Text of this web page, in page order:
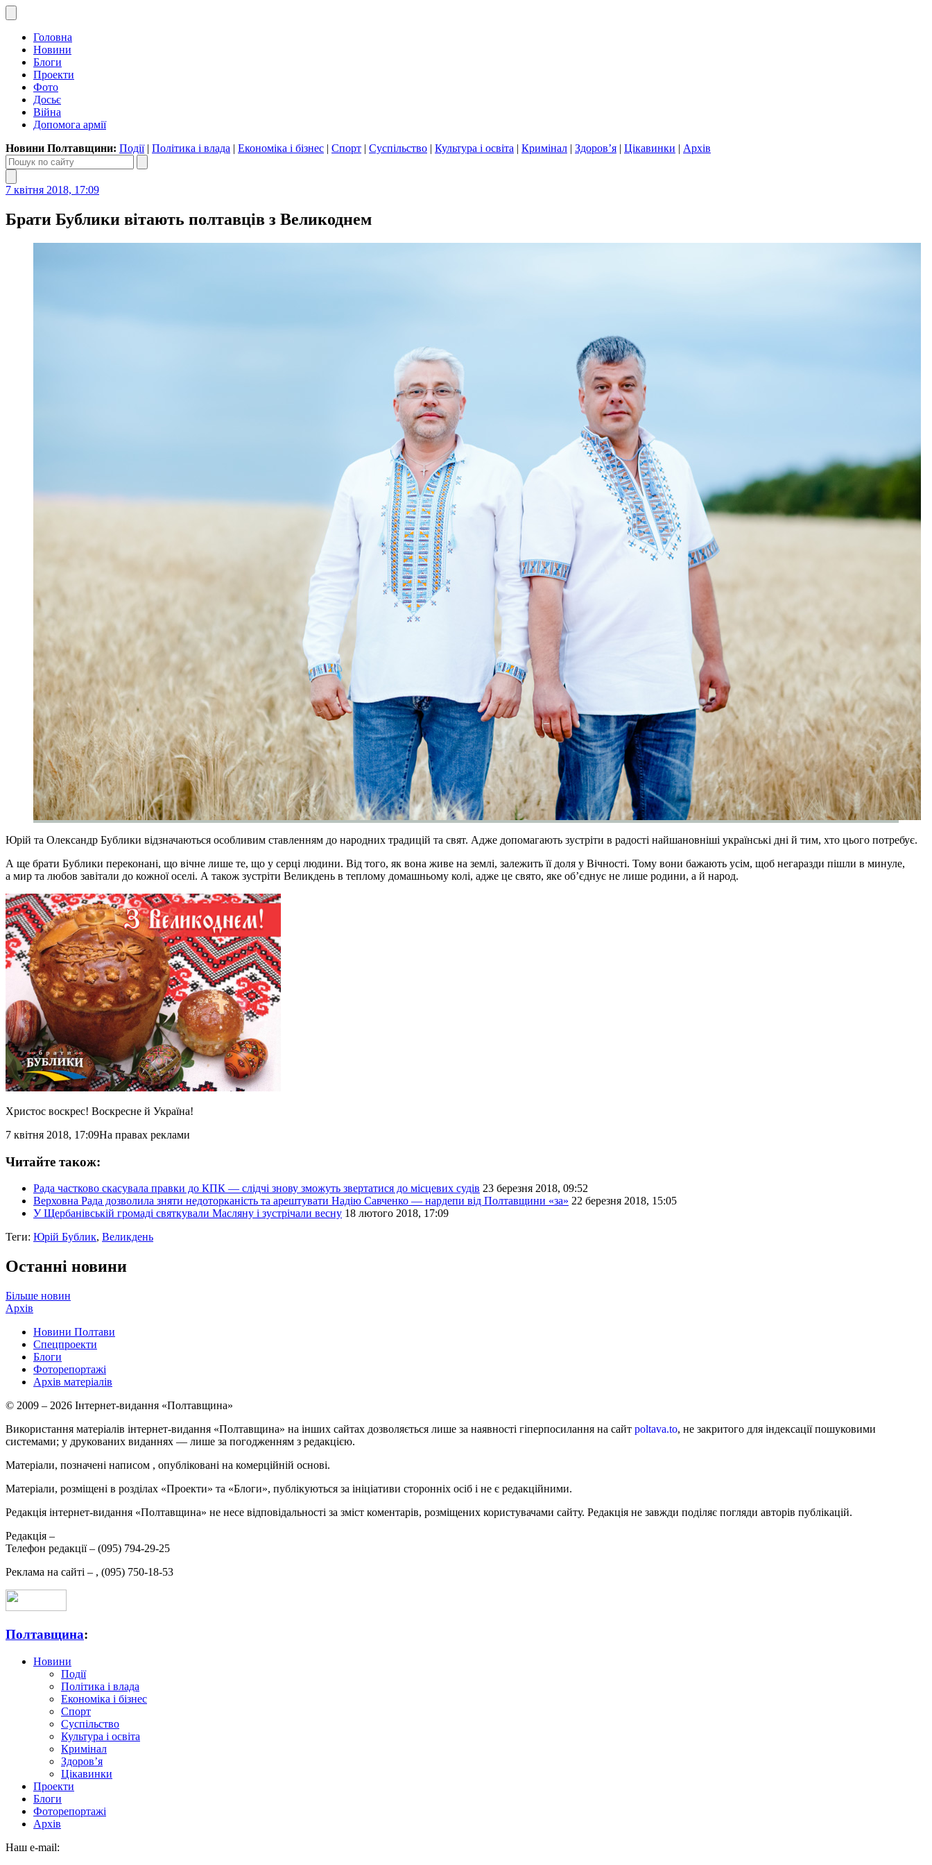
Головна
Новини
Блоги
Проекти
Фото
Досьє
Війна
Допомога армії
Новини Полтавщини: Події| Політика і влада | Економіка і бізнес | Спорт | Суспільство | Культура і освіта | Кримінал | Здоров’я | Цікавинки | Архів
7 квітня 2018, 17:09
Брати Бублики вітають полтавців з Великоднем
Юрій та Олександр Бублики відзначаються особливим ставленням до народних традицій та свят. Адже допомагають зустріти в радості найшановніші українські дні й тим, хто цього потребує.
А ще брати Бублики переконані, що вічне лише те, що у серці людини. Від того, як вона живе на землі, залежить її доля у Вічності. Тому вони бажають усім, щоб негаразди пішли в минуле,
а мир та любов завітали до кожної оселі. А також зустріти Великдень в теплому домашньому колі, адже це свято, яке об’єднує не лише родини, а й народ.
Христос воскрес! Воскресне й Україна!
7 квітня 2018, 17:09На правах реклами
Читайте також:
Рада частково скасувала правки до КПК — слідчі знову зможуть звертатися до місцевих судів 23 березня 2018, 09:52
Верховна Рада дозволила зняти недоторканість та арештувати Надію Савченко — нардепи від Полтавщини «за» 22 березня 2018, 15:05
У Щербанівській громаді святкували Масляну і зустрічали весну 18 лютого 2018, 17:09
Теги: Юрій Бублик, Великдень
Останні новини
Більше новин
Архів
Новини Полтави
Спецпроекти
Блоги
Фоторепортажі
Архів матеріалів
© 2009 – 2026 Інтернет-видання «Полтавщина»
Використання матеріалів інтернет-видання «Полтавщина» на інших сайтах дозволяється лише за наявності гіперпосилання на сайт poltava.to, не закритого для індексації пошуковими
системами; у друкованих виданнях — лише за погодженням з редакцією.
Матеріали, позначені написом , опубліковані на комерційній основі.
Матеріали, розміщені в розділах «Проекти» та «Блоги», публікуються за ініціативи сторонніх осіб і не є редакційними.
Редакція інтернет-видання «Полтавщина» не несе відповідальності за зміст коментарів, розміщених користувачами сайту. Редакція не завжди поділяє погляди авторів публікацій.
Редакція –
Телефон редакції – (095) 794-29-25
Реклама на сайті – , (095) 750-18-53
Полтавщина:
Новини
Події
Політика і влада
Економіка і бізнес
Спорт
Суспільство
Культура і освіта
Кримінал
Здоров’я
Цікавинки
Проекти
Блоги
Фоторепортажі
Архів
Наш e-mail: